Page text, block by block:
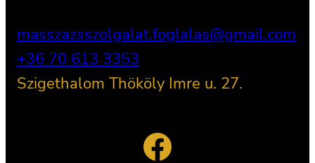
masszazsszolgalat.foglalas@gmail.com
+36 70 613 3353
Szigethalom Thököly Imre u. 27.
Facebook